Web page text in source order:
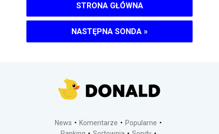
STRONA GŁÓWNA
NASTĘPNA SONDA »
News Komentarze
Popularne